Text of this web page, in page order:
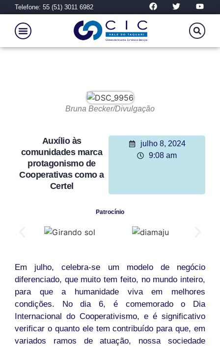
Telefone: 55 (51) 3011 6982
Bruna Becker/Divulgação
Auxílio às
comunidades marca
protagonismo de
Cooperativas como a
Certel
julho 8, 2024
9:08 am
Patrocínio
Em julho, celebra-se um modelo de negócio
diferenciado, que muito tem feito, no mundo inteiro,
para que a humanidade viva em melhores
condições. No dia 6, é comemorado o Dia
Internacional do Cooperativismo, e é significativo
verificar o quanto ele tem contribuído para que, em
variados ramos de atuação, nossa sociedade